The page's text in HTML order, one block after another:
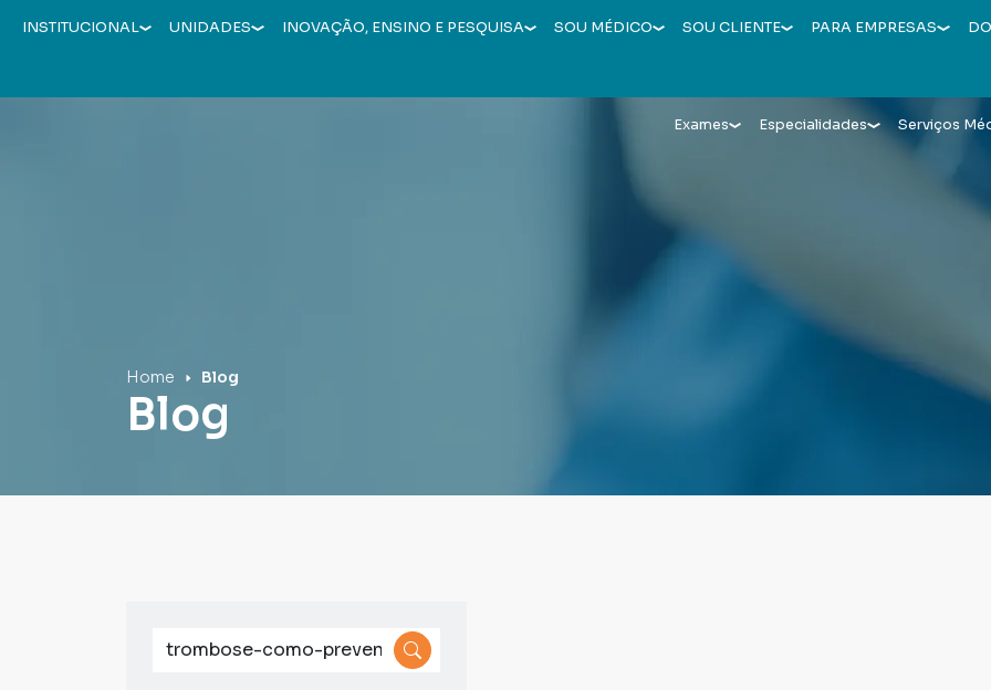
INSTITUCIONAL UNIDADES INOVAÇÃO, ENSINO E PESQUISA SOU MÉDICO SOU CLIENTE PARA EMPRESAS
Exames Especialidades Serviços
Home Blog
Blog